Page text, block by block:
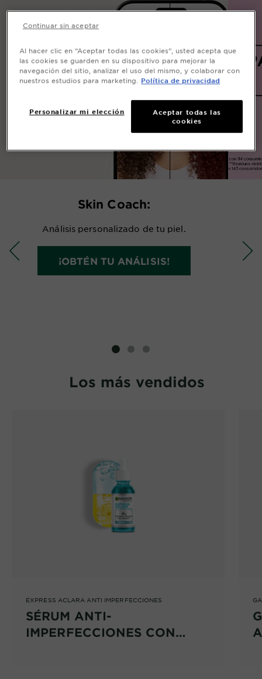
Skin Coach:
Análisis personalizado de tu piel.
¡OBTÉN TU ANÁLISIS!
SLIDE 1
SLIDE 2SLIDE 3
Los más vendidos
EXPRESS ACLARA ANTI IMPERFECCIONES
SÉRUM ANTI-
IMPERFECCIONES CON
Al hacer clic en “Aceptar todas las cookies”, usted acepta que
las cookies se guarden en su dispositivo para mejorar la
navegación del sitio, analizar el uso del mismo, y colaborar con
nuestros estudios para marketing. Política de privacidad
Personalizar mi elección Aceptar todas las
cookies
Continuar sin aceptar